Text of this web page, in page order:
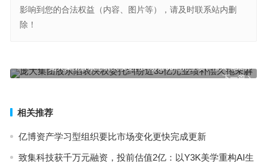
影响到您的合法权益（内容、图片等），请及时联系站内删
除！
下一篇
庞大集团股东陷表决权委托纠纷近35亿元业绩补偿久拖未解
相关推荐
亿博资产学习型组织要比市场变化更快完成更新
致集科技获千万元融资，投前估值2亿：以Y3K美学重构AI生